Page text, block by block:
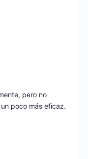
pero no
poco más eficaz.